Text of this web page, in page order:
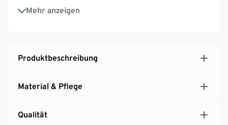
Mehr anzeigen
Kapuze mit Tunnelzug und Stoppern
Ärmelabschluss mit elastischem Rippbündchen
Produktbeschreibung
Material & Pflege
Qualität